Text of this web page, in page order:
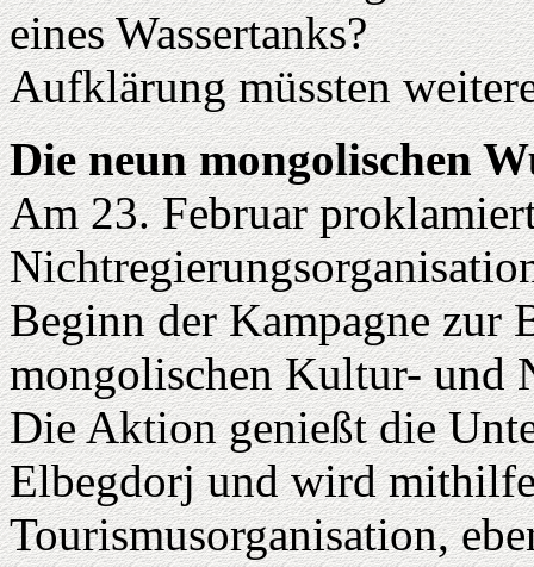
eines Wassertanks?
Aufklärung müssten
Die neun mongolischen
Am 23. Februar
Beginn der Kampagne zur
mongolischen Kultur- und
Die Aktion genießt die
Elbegdorj und wird
Tourismusorganisation,